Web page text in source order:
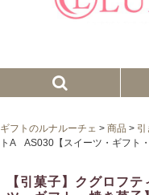
プチギフト
ウェイトドール
ギフトのルナルーチェ > 商品 > 引
トA AS030【スイーツ・ギフト
【引菓子】クグロフ